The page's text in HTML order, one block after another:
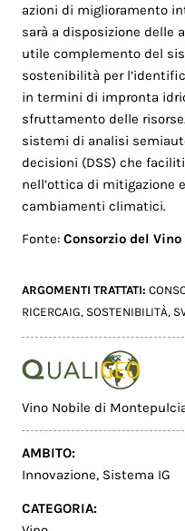
azioni di miglioramento
sarà a disposizione delle
utile complemento del
sostenibilità per
in termini di impronta
sfruttamento delle
sistemi di analisi
decisioni (DSS) che
nell’ottica di mitigazione
cambiamenti climatici.
Fonte:Consorzio del
ARGOMENTI TRATTATI:
RICERCAIG, SOSTENIBILITÀ,
Vino Nobile di
AMBITO:
Innovazione, Sistema IG
CATEGORIA: